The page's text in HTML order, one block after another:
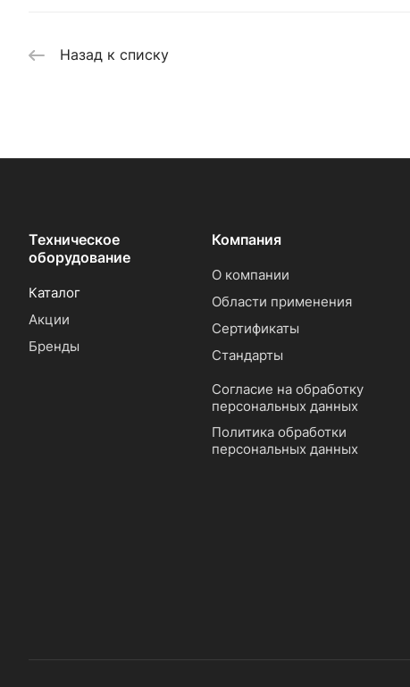
Назад к списку
Техническое
оборудование
Каталог
Акции
Бренды
Компания
О компании
Области применения
Сертификаты
Стандарты
Согласие на обработку
персональных данных
Политика обработки
персональных данных